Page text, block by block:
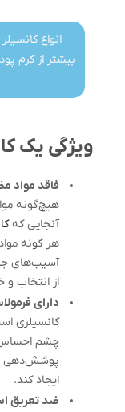
انواع
بیشتر از کرم
ویژگی یک
فاقد مواد
هیچ‌گونه
آنجایی که
هر گونه
آسیب‌های
از انتخاب و
دارای
کانسیلری
چشم احساس
پوشش‌دهی
ایجاد کند.
ضد تعریق